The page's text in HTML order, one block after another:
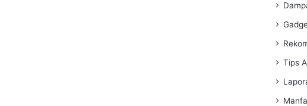
Tips